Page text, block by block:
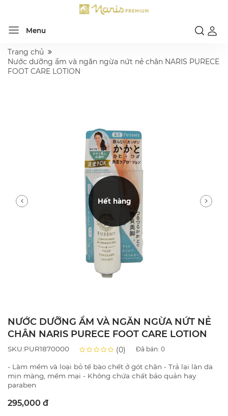
Menu
Trang chủ
Nước dưỡng ẩm và ngăn ngừa nứt nẻ chân NARIS PURECE
FOOT CARE LOTION
Hết hàng
NƯỚC DƯỠNG ẨM VÀ NGĂN NGỪA NỨT NẺ
CHÂN NARIS PURECE FOOT CARE LOTION
SKU:PUR1870000 (0) Đã bán: 0
- Làm mềm và loại bỏ tế bào chết ở gót chân - Trả lại làn da
mịn màng, mềm mại - Không chứa chất bảo quản hay
paraben
295,000 đ